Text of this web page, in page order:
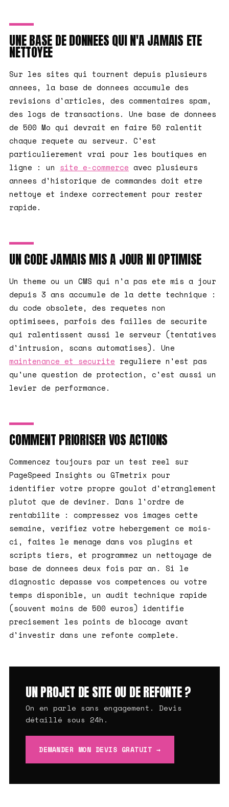
UNE BASE DE DONNEES QUI N'A JAMAIS ETE
NETTOYEE
Sur les sites qui tournent depuis plusieurs
annees, la base de donnees accumule des
revisions d'articles, des commentaires spam,
des logs de transactions. Une base de donnees
de 500 Mo qui devrait en faire 50 ralentit
chaque requete au serveur. C'est
particulierement vrai pour les boutiques en
ligne : un site e-commerce avec plusieurs
annees d'historique de commandes doit etre
nettoye et indexe correctement pour rester
rapide.
UN CODE JAMAIS MIS A JOUR NI OPTIMISE
Un theme ou un CMS qui n'a pas ete mis a jour
depuis 3 ans accumule de la dette technique :
du code obsolete, des requetes non
optimisees, parfois des failles de securite
qui ralentissent aussi le serveur (tentatives
d'intrusion, scans automatises). Une
maintenance et securite reguliere n'est pas
qu'une question de protection, c'est aussi un
levier de performance.
COMMENT PRIORISER VOS ACTIONS
Commencez toujours par un test reel sur
PageSpeed Insights ou GTmetrix pour
identifier votre propre goulot d'etranglement
plutot que de deviner. Dans l'ordre de
rentabilite : compressez vos images cette
semaine, verifiez votre hebergement ce mois-
ci, faites le menage dans vos plugins et
scripts tiers, et programmez un nettoyage de
base de donnees deux fois par an. Si le
diagnostic depasse vos competences ou votre
temps disponible, un audit technique rapide
(souvent moins de 500 euros) identifie
precisement les points de blocage avant
d'investir dans une refonte complete.
UN PROJET DE SITE OU DE REFONTE ?
On en parle sans engagement. Devis
détaillé sous 24h.
DEMANDER MON DEVIS GRATUIT →